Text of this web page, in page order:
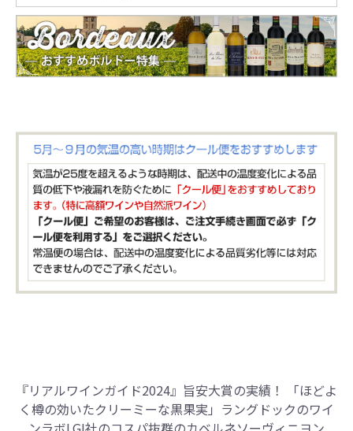
『リアルワインガイド2024』旨安大賞の実績！
「ほどよ
く樽の効いたクリーミーな黒果実」ラングドックのワイ